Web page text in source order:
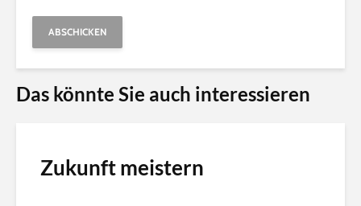
Das könnte Sie auch interessieren
Zukunft meistern